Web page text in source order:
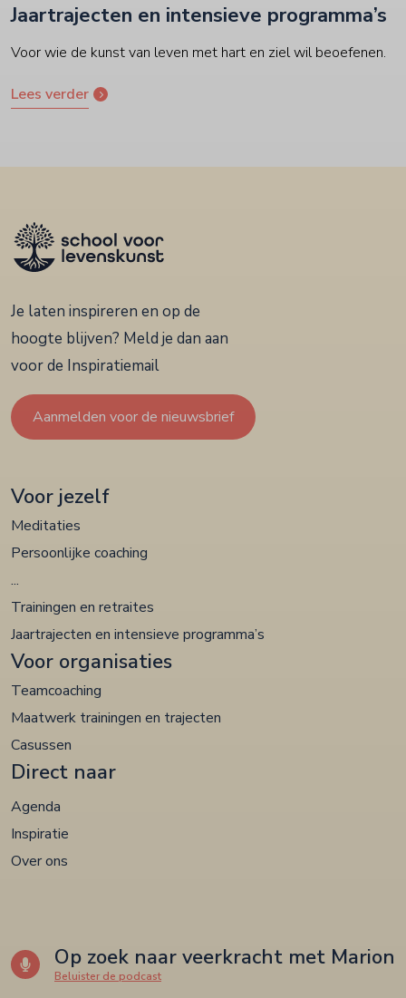
Jaartrajecten en intensieve programma’s
Voor wie de kunst van leven met hart en ziel wil beoefenen.
Lees verder
Je laten inspireren en op de
hoogte blijven? Meld je dan aan
voor de Inspiratiemail
Aanmelden voor de nieuwsbrief
Voor jezelf
Meditaties
Persoonlijke coaching
...
Trainingen en retraites
Jaartrajecten en intensieve programma’s
Voor organisaties
Teamcoaching
Maatwerk trainingen en trajecten
Casussen
Direct naar
Agenda
Inspiratie
Over ons
Op zoek naar veerkracht met Marion
Beluister de podcast